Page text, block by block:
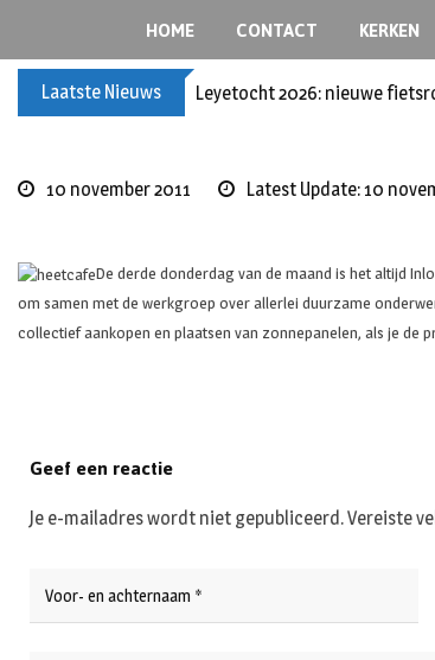
content
HOME CONTACT KERKEN
Laatste Nieuws Leyetocht 2026: nieuwe
10 november 2011 Latest Update: 10
De derde donderdag van de maand is het altijd
om samen met de werkgroep over allerlei duurzame
collectief aankopen en plaatsen van zonnepanelen, als je de
Geef een reactie
Je e-mailadres wordt niet gepubliceerd.Vereiste